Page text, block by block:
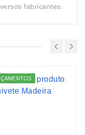
fabricantes.